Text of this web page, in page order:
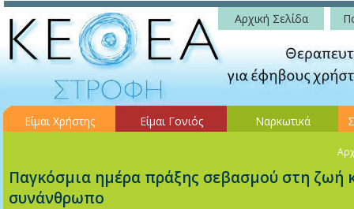
Αρχική Σελίδα
Είμαι Χρήστης Είμαι Γονιός Ναρκωτικά
Παγκόσμια ημέρα πράξης σεβασμού στη ζωή
συνάνθρωπο